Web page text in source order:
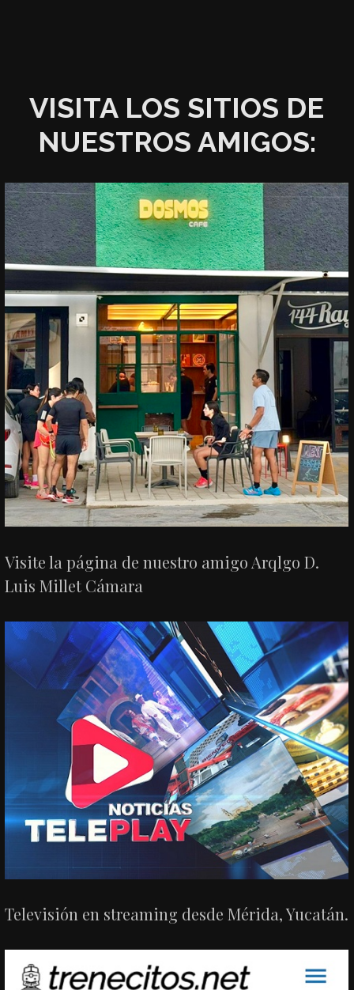
VISITA LOS SITIOS DE
NUESTROS AMIGOS:
Visite la página de nuestro amigo Arqlgo D.
Luis Millet Cámara
Televisión en streaming desde Mérida, Yucatán.